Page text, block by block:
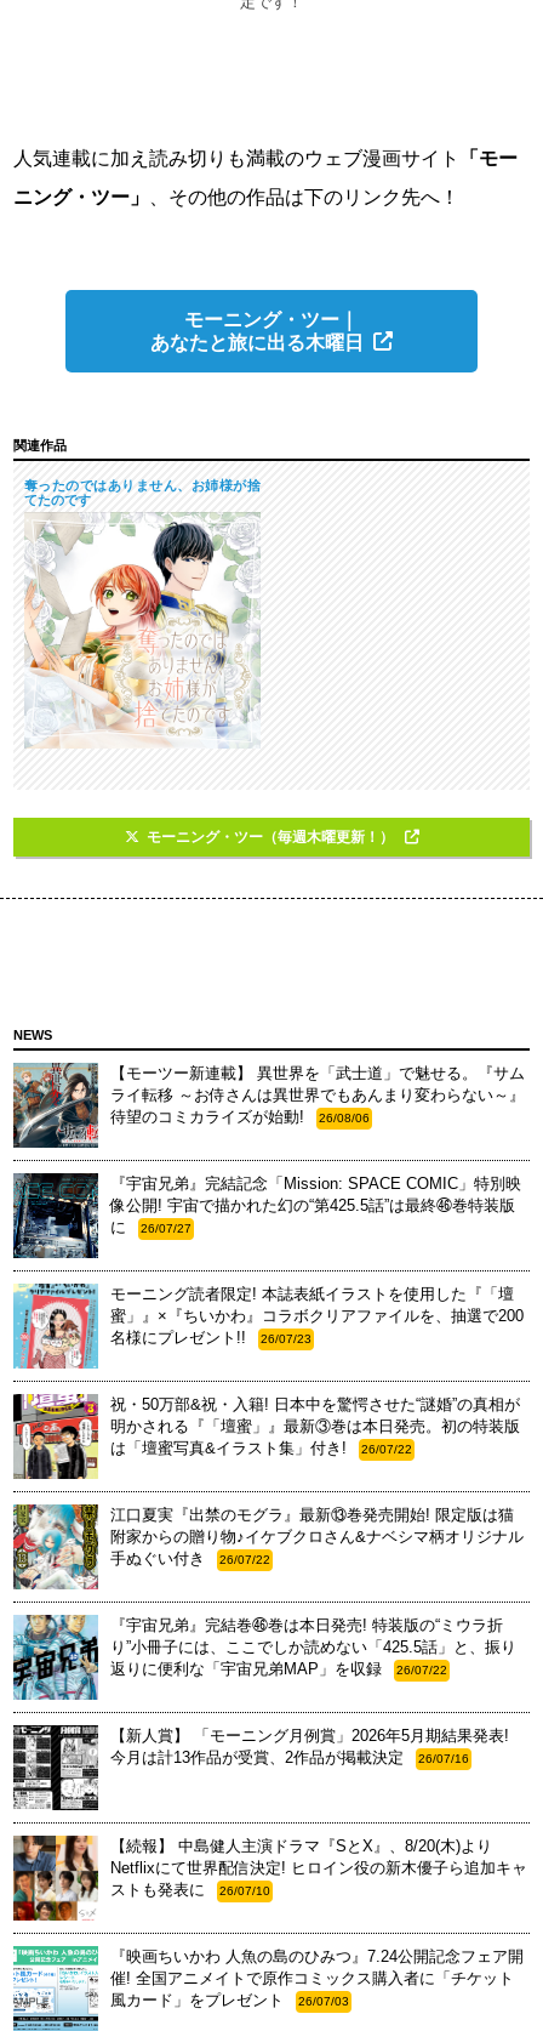
人気連載に加え読み切りも満載のウェブ漫画サイト
「モー
ニング・ツー」
、その他の作品は下のリンク先へ！
モーニング・ツー｜
あなたと旅に出る木曜日
関連作品
奪ったのではありません、お姉様が捨
てたのです
モーニング・ツー（毎週木曜更新！）
NEWS
【モーツー新連載】 異世界を「武士道」で魅せる。『サム
ライ転移 ～お侍さんは異世界でもあんまり変わらない～』
待望のコミカライズが始動!
26/08/06
『宇宙兄弟』完結記念「Mission: SPACE COMIC」特別映
像公開! 宇宙で描かれた幻の“第425.5話”は最終㊻巻特装版
に
26/07/27
モーニング読者限定! 本誌表紙イラストを使用した『「壇
蜜」』×『ちいかわ』コラボクリアファイルを、抽選で200
名様にプレゼント!!
26/07/23
祝・50万部&祝・入籍! 日本中を驚愕させた“謎婚”の真相が
明かされる『「壇蜜」』最新③巻は本日発売。初の特装版
は「壇蜜写真&イラスト集」付き!
26/07/22
江口夏実『出禁のモグラ』最新⑬巻発売開始! 限定版は猫
附家からの贈り物♪イケブクロさん&ナベシマ柄オリジナル
手ぬぐい付き
26/07/22
『宇宙兄弟』完結巻㊻巻は本日発売! 特装版の“ミウラ折
り”小冊子には、ここでしか読めない「425.5話」と、振り
返りに便利な「宇宙兄弟MAP」を収録
26/07/22
【新人賞】 「モーニング月例賞」2026年5月期結果発表!
今月は計13作品が受賞、2作品が掲載決定
26/07/16
【続報】 中島健人主演ドラマ『SとX』、8/20(木)より
Netflixにて世界配信決定! ヒロイン役の新木優子ら追加キャ
ストも発表に
26/07/10
『映画ちいかわ 人魚の島のひみつ』7.24公開記念フェア開
催! 全国アニメイトで原作コミックス購入者に「チケット
風カード」をプレゼント
26/07/03